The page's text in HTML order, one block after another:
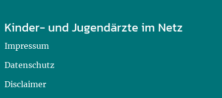
Kinder- und Jugendärzte im Netz
Impressum
Datenschutz
Disclaimer